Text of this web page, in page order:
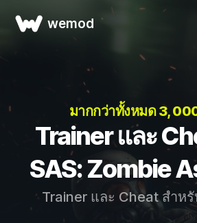
wemod
มากกว่าทั้งหมด 3,
Trainer และ
SAS: Zombie
Trainer และ Cheat สำห